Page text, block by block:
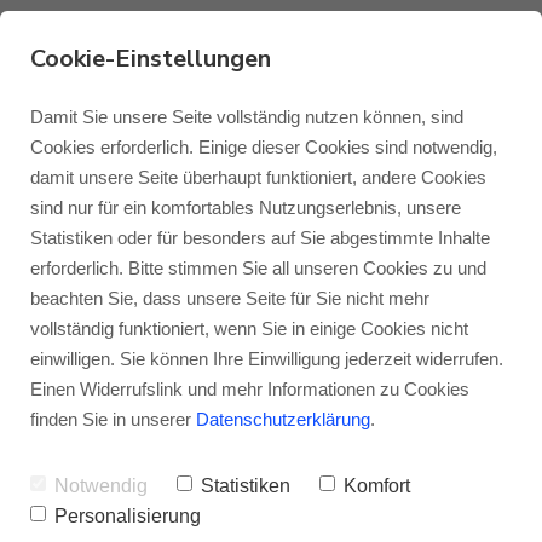
Monitor Audio
Monitor Audio Custom Install
Roksan
Blok
Blog Monitor Audio
Blog Roksan
Blog Blok
88131 Lindau - BLANK
Audio & Video
BLANK Audio & Video - Der
Bodensee hat einfach so viel
mehr zu bieten
Lindau ist nicht nur nah am Bodensee
Reise wert ist), sondern auch die Firma
BLANK Audio & Video hat dort ihren Sitz -
Cookie-Einstellungen
Damit Sie unsere Seite vollständig nutzen können, sind
Cookies erforderlich. Einige dieser Cookies sind notwendig,
damit unsere Seite überhaupt funktioniert, andere Cookies
sind nur für ein komfortables Nutzungserlebnis, unsere
Statistiken oder für besonders auf Sie abgestimmte Inhalte
erforderlich. Bitte stimmen Sie all unseren Cookies zu und
beachten Sie, dass unsere Seite für Sie nicht mehr
vollständig funktioniert, wenn Sie in einige Cookies nicht
einwilligen. Sie können Ihre Einwilligung jederzeit widerrufen.
Einen Widerrufslink und mehr Informationen zu Cookies
finden Sie in unserer Datenschutzerklärung.
Notwendig Statistiken
Komfort
Personalisierung